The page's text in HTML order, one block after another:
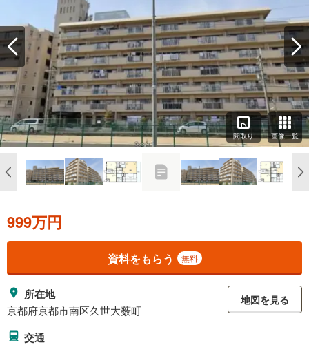
間取り 画像一覧
999万円
資料をもらう 無料
所在地
京都府京都市南区久世大薮町
地図を見る
交通